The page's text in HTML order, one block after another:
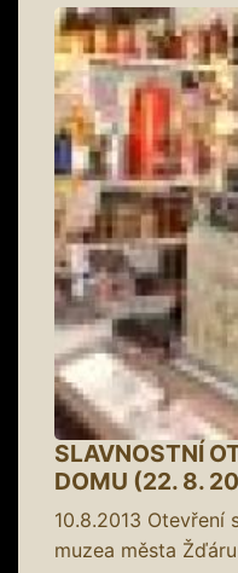
SLAVNOSTNÍ
DOMU (22. 8.
10.8.2013 Otevření
muzea města